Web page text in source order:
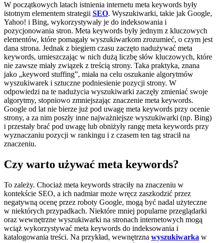
W początkowych latach istnienia internetu meta keywords były
istotnym elementem strategii SEO. Wyszukiwarki, takie jak Google,
Yahoo! i Bing, wykorzystywały je do indeksowania i
pozycjonowania stron. Meta keywords były jednym z kluczowych
elementów, które pomagały wyszukiwarkom zrozumieć, o czym jest
dana strona. Jednak z biegiem czasu zaczęto nadużywać meta
keywords, umieszczając w nich dużą liczbę słów kluczowych, które
nie zawsze miały związek z treścią strony. Taka praktyka, znana
jako „keyword stuffing”, miała na celu oszukanie algorytmów
wyszukiwarek i sztuczne podniesienie pozycji strony. W
odpowiedzi na te nadużycia wyszukiwarki zaczęły zmieniać swoje
algorytmy, stopniowo zmniejszając znaczenie meta keywords.
Google od lat nie bierze już pod uwagę meta keywords przy ocenie
strony, a za nim poszły inne najważniejsze wyszukiwarki (np. Bing)
i przestały brać pod uwagę lub obniżyły rangę meta keywords przy
wyznaczaniu pozycji w rankingu i z czasem ten tag stracił na
znaczeniu.
Czy warto używać meta keywords?
To zależy. Chociaż meta keywords straciły na znaczeniu w
kontekście SEO, a ich nadmiar może wręcz zaszkodzić przez
negatywną ocenę przez roboty Google, mogą być nadal użyteczne
w niektórych przypadkach. Niektóre mniej popularne przeglądarki
oraz wewnętrzne wyszukiwarki na stronach internetowych mogą
wciąż wykorzystywać meta keywords do indeksowania i
katalogowania treści. Na przykład, wewnętrzna wyszukiwarka w